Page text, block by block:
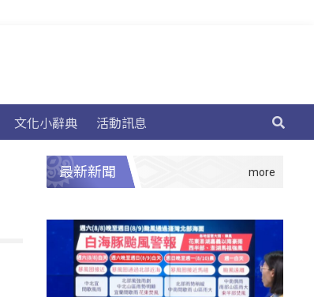
文化小辭典 活動訊息
最新新聞